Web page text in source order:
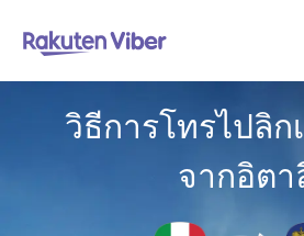
วิธีการโทรไปลิ
จากอิตา